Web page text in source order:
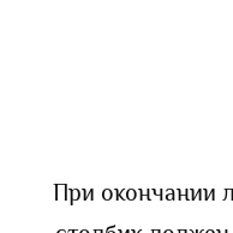
При окончании